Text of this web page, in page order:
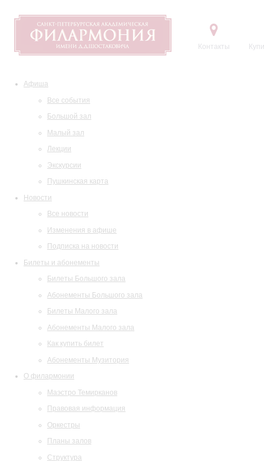
Контакты
Афиша
Все события
Большой зал
Малый зал
Лекции
Экскурсии
Пушкинская карта
Новости
Все новости
Изменения в афише
Подписка на новости
Билеты и абонементы
Билеты Большого зала
Абонементы Большого зала
Билеты Малого зала
Абонементы Малого зала
Как купить билет
Абонементы Музитория
О филармонии
Маэстро Темирканов
Правовая информация
Оркестры
Планы залов
Структура